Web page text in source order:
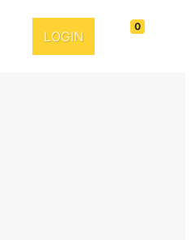
LOGIN
0